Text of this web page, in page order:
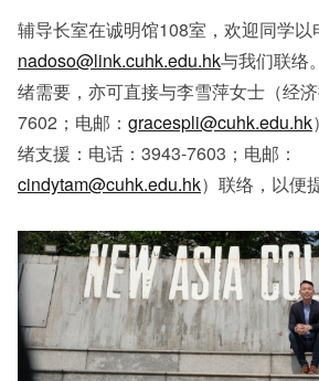
辅导长室在诚明馆108室，欢迎同学以
nadoso@link.cuhk.edu.hk与我们联络
绪需要，亦可直接与李雪萍女士（经
7602；电邮： gracespli@cuhk.edu.hk
绪支援：电话：3943-7603；电邮：
cindytam@cuhk.edu.hk）联络，以便